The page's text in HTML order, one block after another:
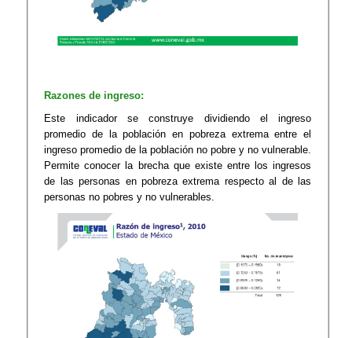
Razones de ingreso:
Este indicador se construye dividiendo el ingreso
promedio de la población en pobreza extrema entre el
ingreso promedio de la población no pobre y no vulnerable.
Permite conocer la brecha que existe entre los ingresos
de las personas en pobreza extrema respecto al de las
personas no pobres y no vulnerables.